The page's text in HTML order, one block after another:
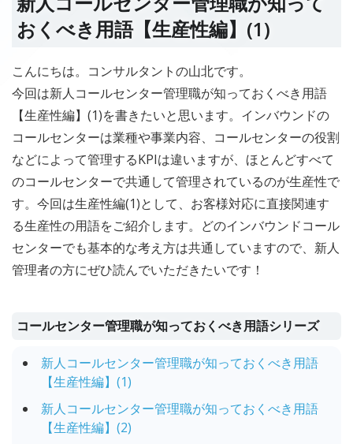
おくべき用語【生産性編】(1)
こんにちは。コンサルタントの山北です。
今回は新人コールセンター管理職が知っておくべき用語
【生産性編】(1)を書きたいと思います。インバウンドの
コールセンターは業種や事業内容、コールセンターの役割
などによって管理するKPIは違いますが、ほとんどすべて
のコールセンターで共通して管理されているのが生産性で
す。今回は生産性編(1)として、お客様対応に直接関連す
る生産性の用語をご紹介します。どのインバウンドコール
センターでも基本的な考え方は共通していますので、新人
管理者の方にぜひ読んでいただきたいです！
コールセンター管理職が知っておくべき用語シリーズ
新人コールセンター管理職が知っておくべき用語
【生産性編】(1)
新人コールセンター管理職が知っておくべき用語
【生産性編】(2)